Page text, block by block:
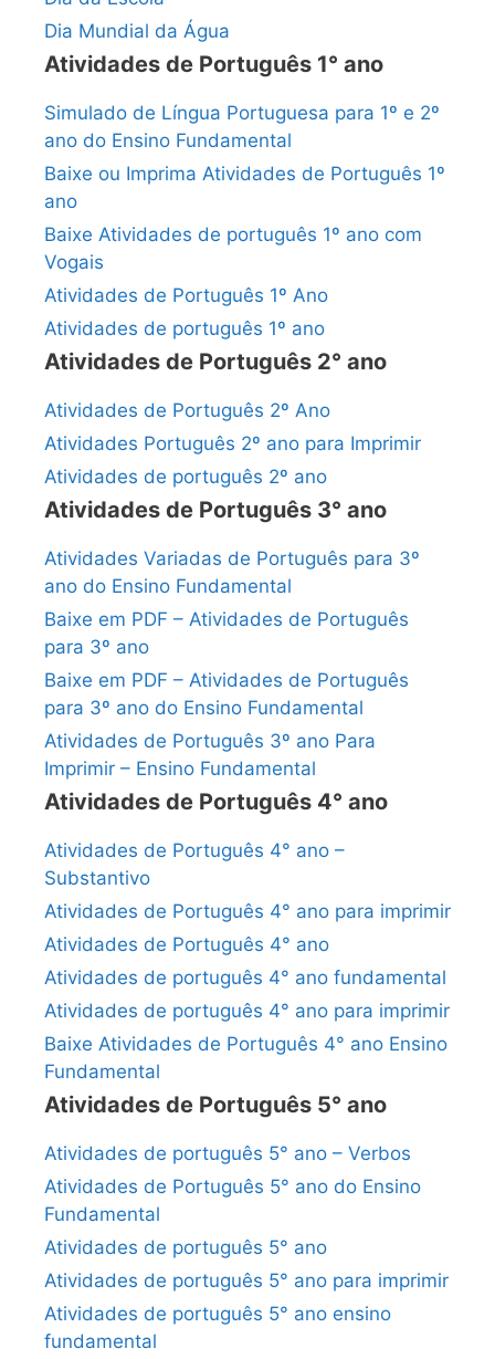
Dia Mundial da Água
Atividades de Português 1° ano
Simulado de Língua Portuguesa para 1º e 2º
ano do Ensino Fundamental
Baixe ou Imprima Atividades de Português 1º
ano
Baixe Atividades de português 1º ano com
Vogais
Atividades de Português 1º Ano
Atividades de português 1º ano
Atividades de Português 2° ano
Atividades de Português 2º Ano
Atividades Português 2º ano para Imprimir
Atividades de português 2º ano
Atividades de Português 3° ano
Atividades Variadas de Português para 3º
ano do Ensino Fundamental
Baixe em PDF – Atividades de Português
para 3º ano
Baixe em PDF – Atividades de Português
para 3º ano do Ensino Fundamental
Atividades de Português 3º ano Para
Imprimir – Ensino Fundamental
Atividades de Português 4° ano
Atividades de Português 4° ano –
Substantivo
Atividades de Português 4° ano para imprimir
Atividades de Português 4° ano
Atividades de português 4° ano fundamental
Atividades de português 4° ano para imprimir
Baixe Atividades de Português 4° ano Ensino
Fundamental
Atividades de Português 5° ano
Atividades de português 5° ano – Verbos
Atividades de Português 5° ano do Ensino
Fundamental
Atividades de português 5° ano
Atividades de português 5° ano para imprimir
Atividades de português 5° ano ensino
fundamental